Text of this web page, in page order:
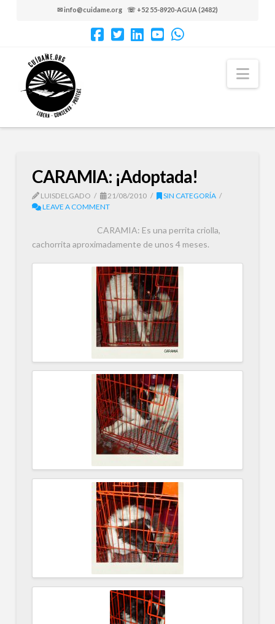
✉ info@cuidame.org ☏ +52 55-8920-AGUA (2482)
CARAMIA: ¡Adoptada!
LUISDELGADO 21/08/2010
SIN CATEGORÍA
LEAVE A COMMENT
CARAMIA: Es una perrita criolla,
cachorrita aproximadamente de unos 4 meses.